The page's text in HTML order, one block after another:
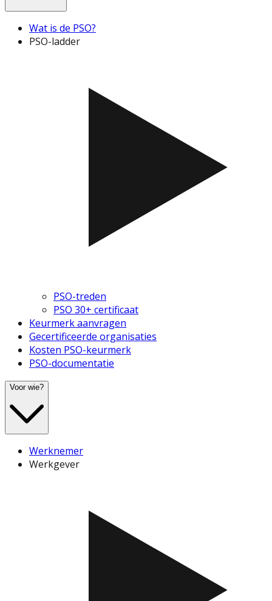
Wat is de PSO?
PSO-ladder
PSO-treden
PSO 30+ certificaat
Keurmerk aanvragen
Gecertificeerde organisaties
Kosten PSO-keurmerk
PSO-documentatie
Voor wie?
Werknemer
Werkgever